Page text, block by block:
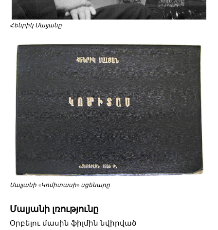
Հենրիկ Մալյանը
Մալյանի «Կոմիտասի» սցենարը
Մալյանի լռությունը
Օրբելու մասին ֆիլմին նվիրված